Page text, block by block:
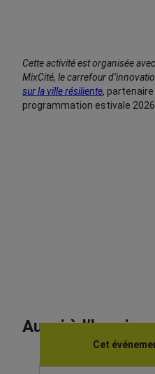
Cette activité est organisée
MixCité, le carrefour
sur la ville résiliente, partenaire
programmation estivale
Aussi à l’horaire
Cet